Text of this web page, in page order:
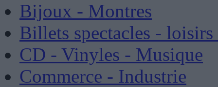
Bijoux - Montres
Billets spectacles - loisirs
CD - Vinyles - Musique
Commerce - Industrie